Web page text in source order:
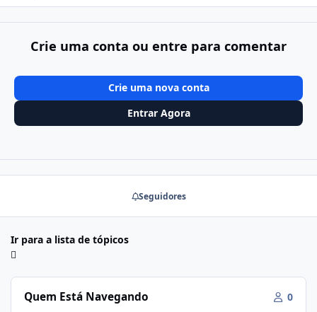
Crie uma conta ou entre para comentar
Crie uma nova conta
Entrar Agora
Seguidores
Ir para a lista de tópicos
Quem Está Navegando 0